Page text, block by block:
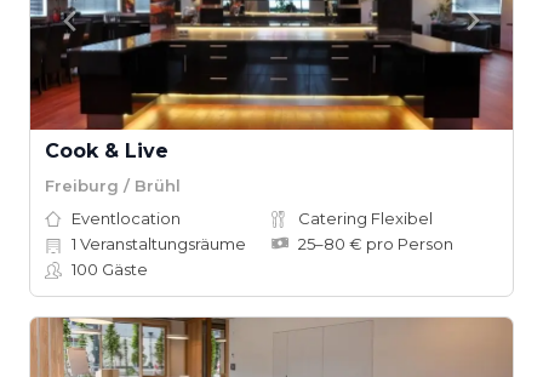
Cook & Live
Freiburg / Brühl
Eventlocation
Catering Flexibel
1 Veranstaltungsräume
25–80 € pro Person
100 Gäste